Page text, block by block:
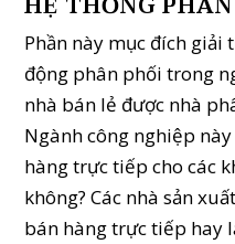
Phần này mục đích giải
động phân phối trong
nhà bán lẻ được nhà
Ngành công nghiệp
hàng trực tiếp cho các
không? Các nhà sản
bán hàng trực tiếp hay